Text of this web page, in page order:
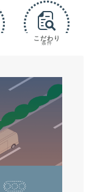
こだわり
条件